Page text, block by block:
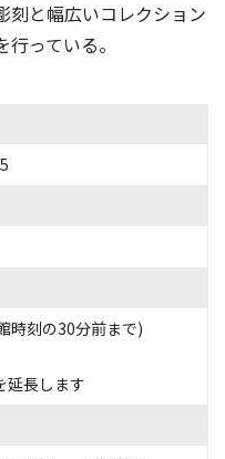
刻と幅広いコレクション
っている。
時刻の30分前まで)
延長します